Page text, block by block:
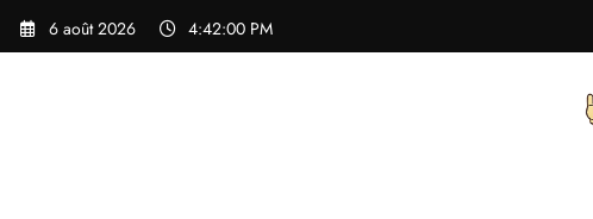
Aller
6 août 2026 4:42:00 PM